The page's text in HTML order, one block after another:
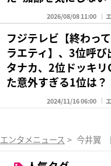
2026/08/08 11:00
フジテレビ【終わっ
ラエティ】、3位呼び
タナカ、2位ドッキリ
た意外すぎる1位は？
2024/11/16 06:00
エンタメニュース > 今井翼